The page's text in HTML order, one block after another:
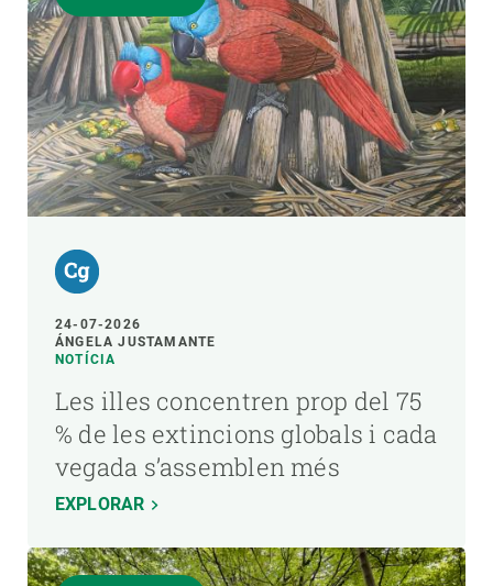
24-07-2026
ÁNGELA JUSTAMANTE
NOTÍCIA
Les illes concentren prop del 75
% de les extincions globals i cada
vegada s’assemblen més
EXPLORAR